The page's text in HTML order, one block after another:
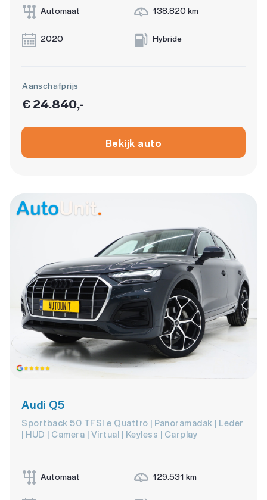
Automaat 138.820 km
2020 Hybride
Aanschafprijs
€ 24.840,-
Bekijk auto
Audi Q5
Sportback 50 TFSI e Quattro | Panoramadak | Leder
| HUD | Camera | Virtual | Keyless | Carplay
Automaat 129.531 km